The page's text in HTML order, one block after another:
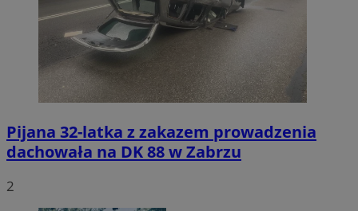
Pijana 32-latka z zakazem prowadzenia
dachowała na DK 88 w Zabrzu
2